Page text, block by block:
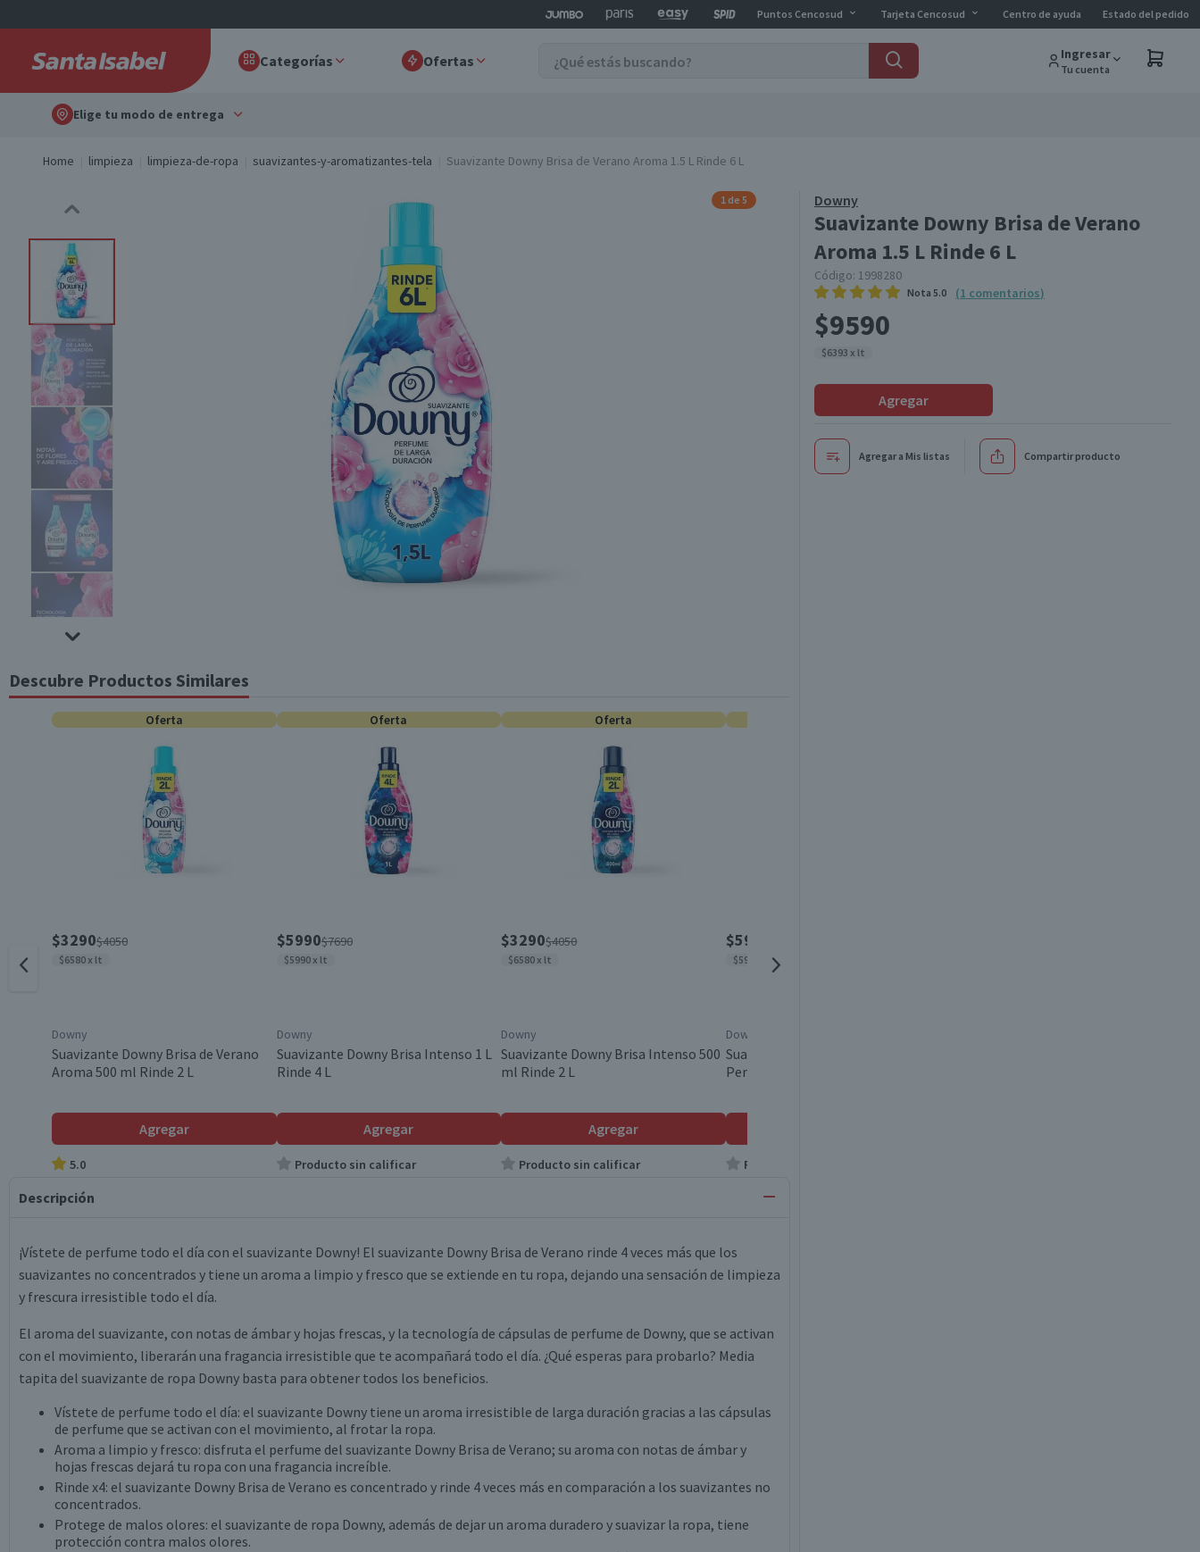
Puntos Cencosud Tarjeta Cencosud Centro de ayuda Estado del pedido
Categorías Ofertas Ingresar
Tu cuenta
Elige tu modo de entrega
Home limpieza limpieza-de-ropa suavizantes-y-aromatizantes-tela Suavizante Downy Brisa de Verano Aroma 1.5 L Rinde 6 L
Downy
Suavizante Downy Brisa de Verano
Aroma 1.5 L Rinde 6 L
Código: 1998280
Nota 5.0 (1 comentarios)
$9590
$6393 x lt
Agregar
Agregar a Mis listas Compartir producto
1 de 5
Descubre Productos Similares
Oferta
$3290$4050
$6580 x lt
Downy
Suavizante Downy Brisa de Verano
Aroma 500 ml Rinde 2 L
Agregar
5.0
Oferta
$5990$7690
$5990 x lt
Downy
Suavizante Downy Brisa Intenso 1 L
Rinde 4 L
Agregar
Producto sin calificar
Oferta
$3290$4050
$6580 x lt
Downy
Suavizante Downy Brisa Intenso 500
ml Rinde 2 L
Agregar
Producto sin calificar
$5990
$5990 x lt
Downy
Suavizante Downy Brisa Rinde 4L
Perfume Suave 1 L
Producto sin calificar
Descripción
¡Vístete de perfume todo el día con el suavizante Downy! El suavizante Downy Brisa de Verano rinde 4 veces más que los
suavizantes no concentrados y tiene un aroma a limpio y fresco que se extiende en tu ropa, dejando una sensación de limpieza
y frescura irresistible todo el día.
El aroma del suavizante, con notas de ámbar y hojas frescas, y la tecnología de cápsulas de perfume de Downy, que se activan
con el movimiento, liberarán una fragancia irresistible que te acompañará todo el día. ¿Qué esperas para probarlo? Media
tapita del suavizante de ropa Downy basta para obtener todos los beneficios.
Vístete de perfume todo el día: el suavizante Downy tiene un aroma irresistible de larga duración gracias a las cápsulas
de perfume que se activan con el movimiento, al frotar la ropa.
Aroma a limpio y fresco: disfruta el perfume del suavizante Downy Brisa de Verano; su aroma con notas de ámbar y
hojas frescas dejará tu ropa con una fragancia increíble.
Rinde x4: el suavizante Downy Brisa de Verano es concentrado y rinde 4 veces más en comparación a los suavizantes no
concentrados.
Protege de malos olores: el suavizante de ropa Downy, además de dejar un aroma duradero y suavizar la ropa, tiene
protección contra malos olores.